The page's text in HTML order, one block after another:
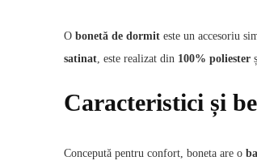
O bonetă de dormit este un accesoriu
satinat, este realizat din 100% poliester
Caracteristici și
Concepută pentru confort, boneta are o